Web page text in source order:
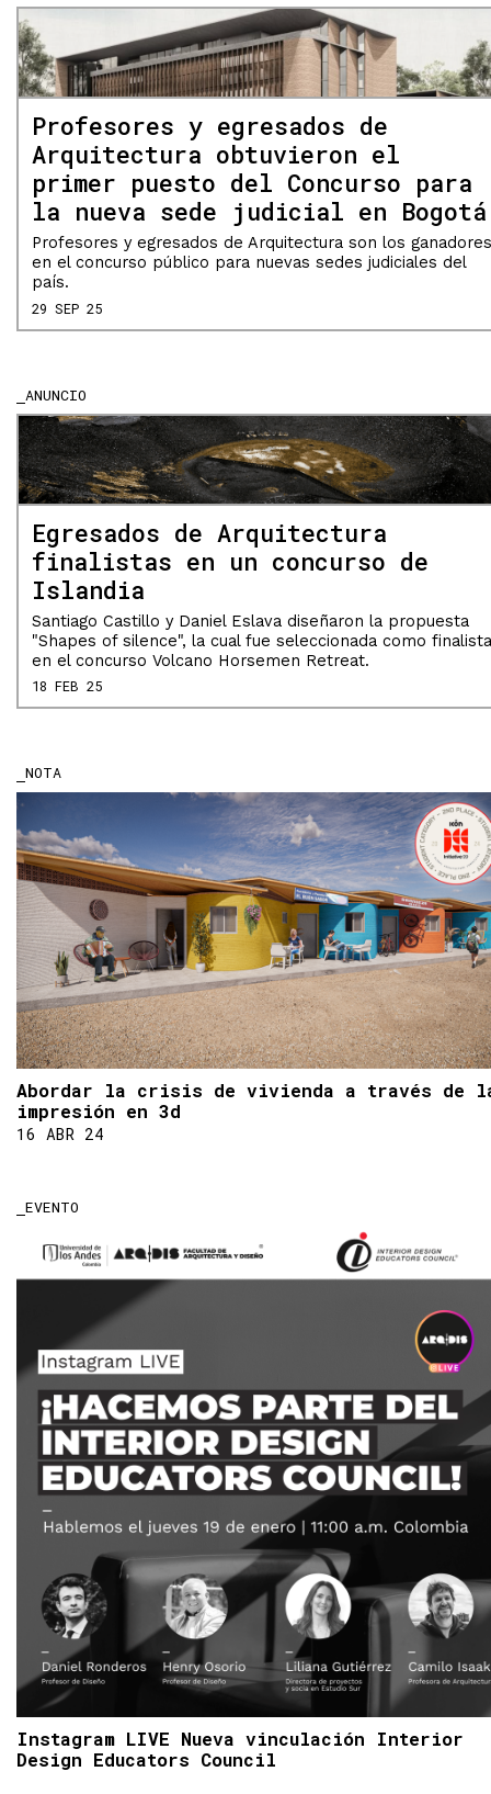
Profesores y egresados de
Arquitectura obtuvieron el
primer puesto del Concurso para
la nueva sede judicial en Bogotá
Profesores y egresados de Arquitectura son los ganadores
en el concurso público para nuevas sedes judiciales del
país.
29 SEP 25
ANUNCIO
Egresados de Arquitectura
finalistas en un concurso de
Islandia
Santiago Castillo y Daniel Eslava diseñaron la propuesta
"Shapes of silence", la cual fue seleccionada como finalista
en el concurso Volcano Horsemen Retreat.
18 FEB 25
NOTA
Abordar la crisis de vivienda a través de
impresión en 3d
16 ABR 24
EVENTO
Instagram LIVE Nueva vinculación Interior
Design Educators Council